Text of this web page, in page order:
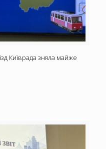
Київрада зняла майже